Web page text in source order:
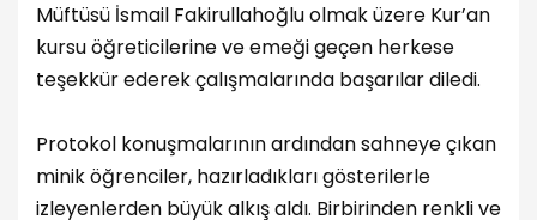
Müftüsü İsmail Fakirullahoğlu olmak üzere Kur’an
kursu öğreticilerine ve emeği geçen herkese
teşekkür ederek çalışmalarında başarılar diledi.
Protokol konuşmalarının ardından sahneye çıkan
minik öğrenciler, hazırladıkları gösterilerle
izleyenlerden büyük alkış aldı. Birbirinden renkli ve